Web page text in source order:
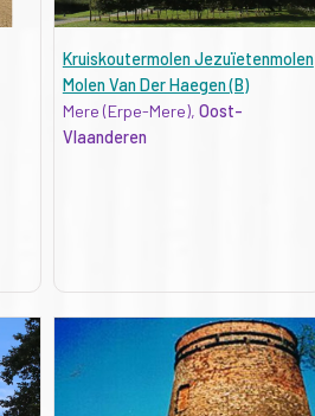
Kruiskoutermolen Jezuïetenmolen
Molen Van Der Haegen (B)
Mere (Erpe-Mere), Oost-
Vlaanderen